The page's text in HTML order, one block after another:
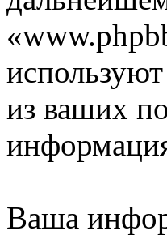
из ваших
Ваша